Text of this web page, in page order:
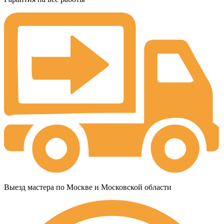
Выезд мастера по Москве и Московской области